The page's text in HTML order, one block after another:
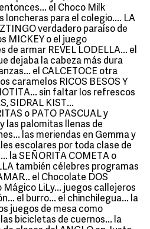
el Choco Milk
loncheras para el colegio.... LA
verdadero paraíso de
MICKEY o el juego
de armar REVEL LODELLA... el
dejaba la cabeza más dura
el CALCETOCE otra
caramelos RICOS BESOS Y
sin faltar los refrescos
SIDRAL KIST...
o PATO PASCUAL y
las palomitas llenas de
las meriendas en Gemma y
escolares por toda clase de
la SEÑORITA COMETA o
también célebres programas
el Chocolate DOS
Mágico LiLy... juegos callejeros
el burro... el chinchilegua... la
juegos de mesa como
bicicletas de cuernos... la